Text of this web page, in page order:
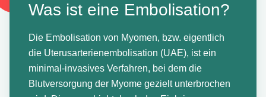
Was ist eine Embolisation?
Die Embolisation von Myomen, bzw. eigentlich
die Uterusarterienembolisation (UAE), ist ein
minimal-invasives Verfahren, bei dem die
Blutversorgung der Myome gezielt unterbrochen